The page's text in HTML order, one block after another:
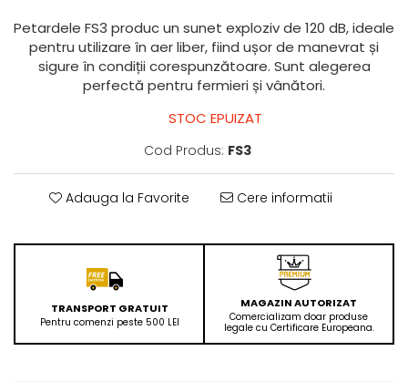
Petardele FS3 produc un sunet exploziv de 120 dB, ideale
pentru utilizare în aer liber, fiind ușor de manevrat și
sigure în condiții corespunzătoare. Sunt alegerea
perfectă pentru fermieri și vânători.
STOC EPUIZAT
Cod Produs: FS3
Adauga la Favorite Cere informatii
TRANSPORT GRATUIT
Pentru comenzi peste 500 LEI
MAGAZIN AUTORIZAT
Comercializam doar produse
legale cu Certificare Europeana.